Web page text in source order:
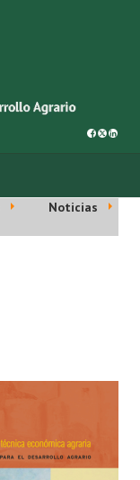
Noticias